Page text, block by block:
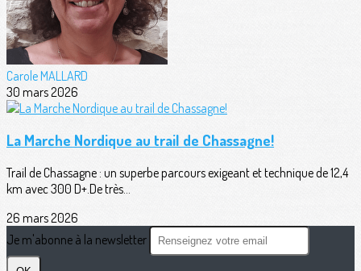
Carole MALLARD
30 mars 2026
La Marche Nordique au trail de Chassagne!
Trail de Chassagne : un superbe parcours exigeant et technique de 12,4
km avec 300 D+.De très...
26 mars 2026
Je m'abonne à la newsletter